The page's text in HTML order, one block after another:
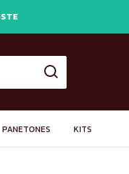
PANETONES KITS